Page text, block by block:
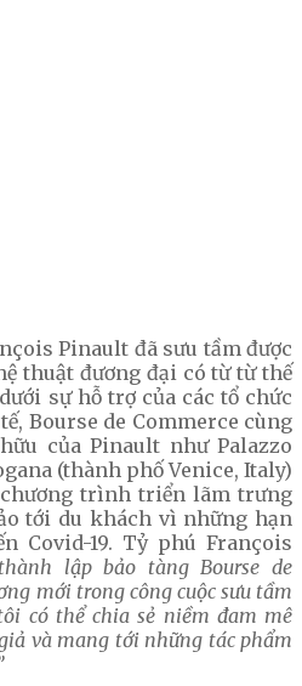
Pinault đã sưu tầm được
thuật đương đại có từ từ thế
sự hỗ trợ của các tổ chức
Bourse de Commerce cùng
của Pinault như Palazzo
(thành phố Venice, Italy)
trình triển lãm trưng
tới du khách vì những hạn
Covid-19. Tỷ phú François
lập bảo tàng Bourse de
mới trong công cuộc sưu tầm
có thể chia sẻ niềm đam mê
và mang tới những tác phẩm